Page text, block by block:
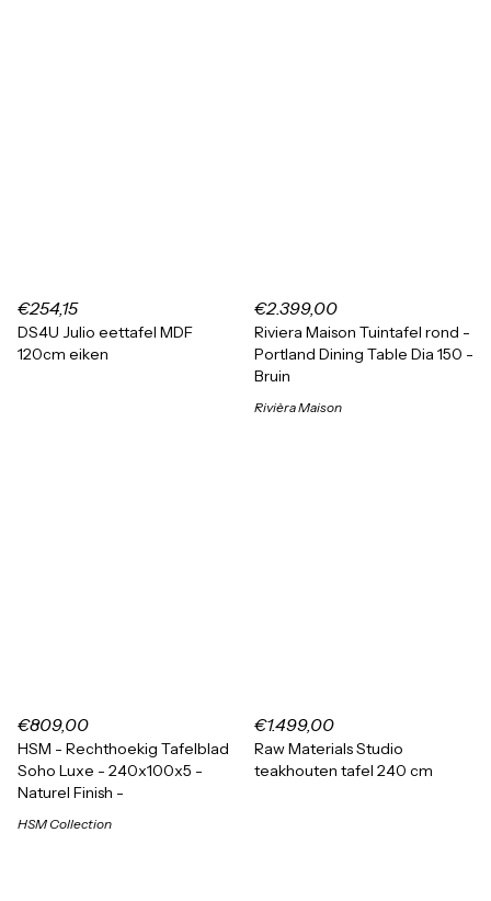
€254,15
DS4U Julio eettafel MDF
120cm eiken
€2.399,00
Riviera Maison Tuintafel rond -
Portland Dining Table Dia 150 -
Bruin
Rivièra Maison
€809,00
HSM - Rechthoekig Tafelblad
Soho Luxe - 240x100x5 -
Naturel Finish -
HSM Collection
€1.499,00
Raw Materials Studio
teakhouten tafel 240 cm